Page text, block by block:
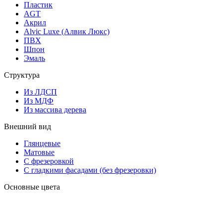
Пластик
AGT
Акрил
Alvic Luxe (Алвик Люкс)
ПВХ
Шпон
Эмаль
Структура
Из ЛДСП
Из МДФ
Из массива дерева
Внешний вид
Глянцевые
Матовые
С фрезеровкой
С гладкими фасадами (без фрезеровки)
Основные цвета